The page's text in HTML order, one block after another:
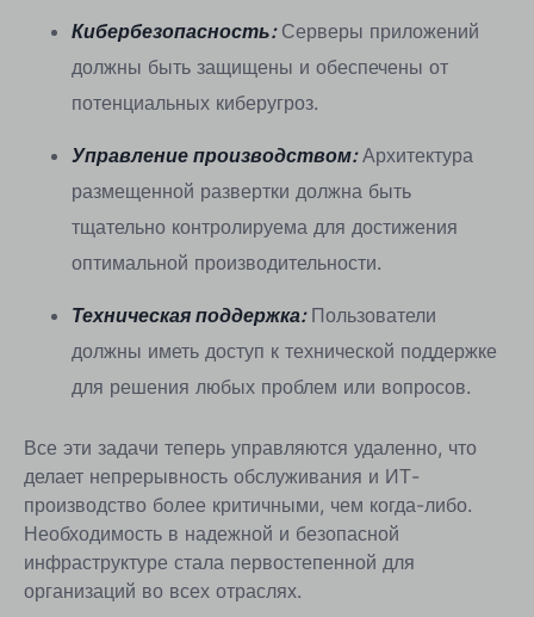
Кибербезопасность: Серверы приложений
должны быть защищены и обеспечены от
потенциальных киберугроз.
Управление производством:Архитектура
размещенной развертки должна быть
тщательно контролируема для достижения
оптимальной производительности.
Техническая поддержка: Пользователи
должны иметь доступ к технической поддержке
для решения любых проблем или вопросов.
Все эти задачи теперь управляются удаленно, что
делает непрерывность обслуживания и ИТ-
производство более критичными, чем когда-либо.
Необходимость в надежной и безопасной
инфраструктуре стала первостепенной для
организаций во всех отраслях.